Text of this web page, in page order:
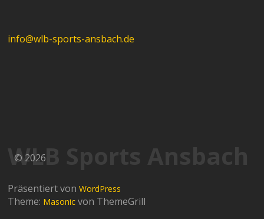
info@wlb-sports-ansbach.de
WLB Sports Ansbach
© 2026
Präsentiert vonWordPress
Theme: Masonic von ThemeGrill